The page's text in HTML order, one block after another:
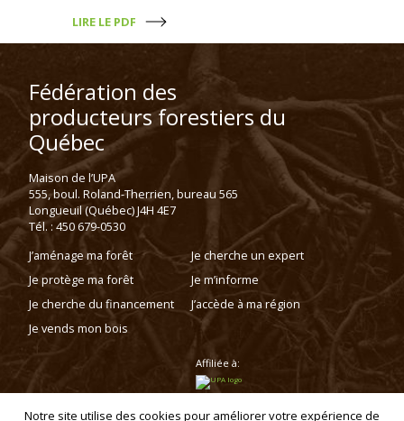
LIRE LE PDF
Fédération des
producteurs forestiers du
Québec
Maison de l’UPA
555, boul. Roland-Therrien, bureau 565
Longueuil (Québec) J4H 4E7
Tél. : 450 679-0530
J’aménage ma forêt
Je protège ma forêt
Je cherche du financement
Je vends mon bois
Je cherche un expert
Je m’informe
J’accède à ma région
Affiliée à:
Notre site utilise des cookies pour améliorer votre expérience de